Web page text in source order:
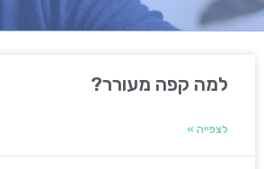
למה קפה מעורר?
לצפייה »